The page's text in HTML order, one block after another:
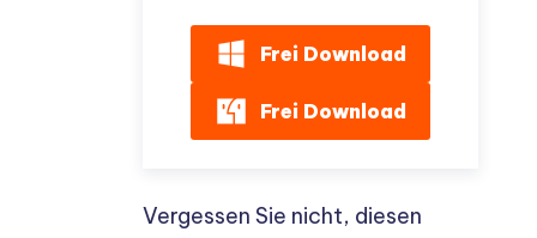
Frei Download
Frei Download
Vergessen Sie nicht, diesen